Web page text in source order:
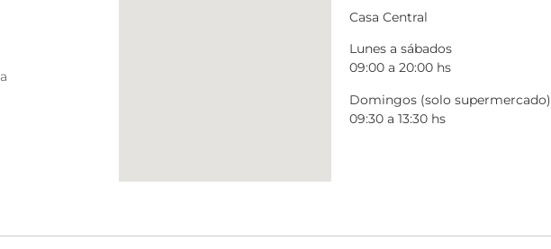
Casa Central
Lunes a sábados
09:00 a 20:00 hs
Domingos (solo supermercado)
09:30 a 13:30 hs